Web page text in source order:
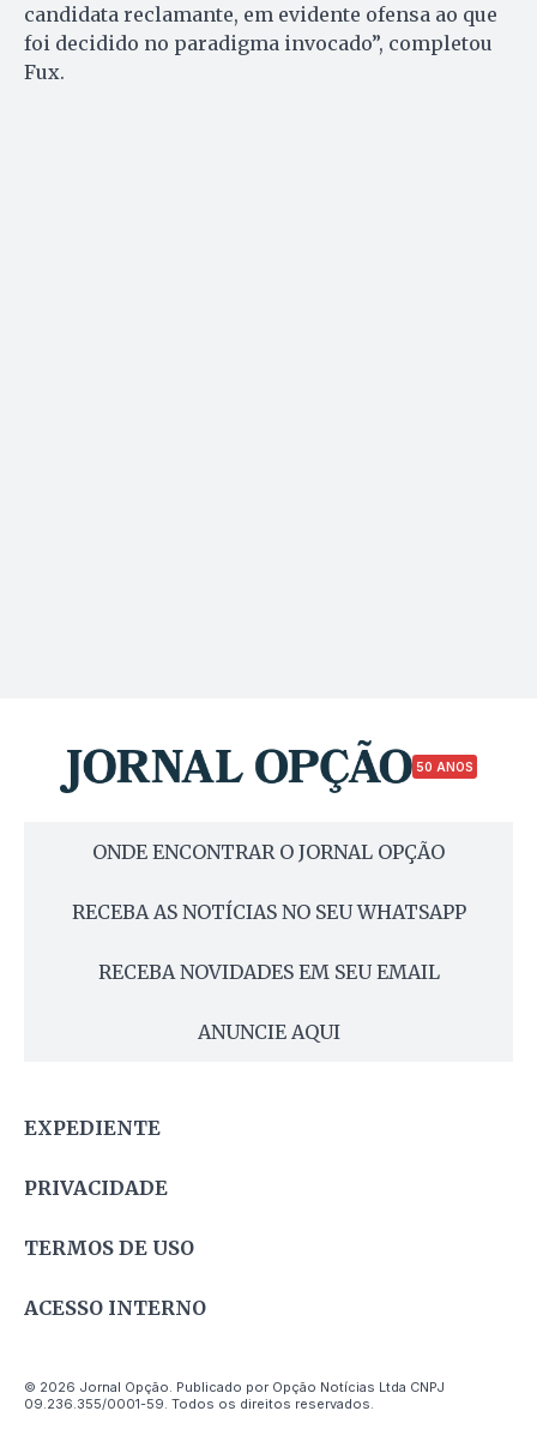
candidata reclamante, em evidente ofensa ao que
foi decidido no paradigma invocado”, completou
Fux.
50 ANOS
ONDE ENCONTRAR O JORNAL OPÇÃO
RECEBA AS NOTÍCIAS NO SEU WHATSAPP
RECEBA NOVIDADES EM SEU EMAIL
ANUNCIE AQUI
EXPEDIENTE
PRIVACIDADE
TERMOS DE USO
ACESSO INTERNO
© 2026 Jornal Opção. Publicado por Opção Notícias Ltda CNPJ
09.236.355/0001-59. Todos os direitos reservados.